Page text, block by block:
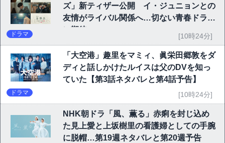
ズ」新ティザー公開 イ・ジュニョンとの
友情がライバル関係へ…切ない青春ドラマ
に期待
ドラマ [10時24分]
「大空港」趣里をマミィ、眞栄田郷敦をダ
ディと話しかけたルイスは父のDVを知っ
ていた【第3話ネタバレと第4話予告】
ドラマ [10時24分]
NHK朝ドラ「風、薫る」赤痢を封じ込め
た見上愛と上坂樹里の看護婦としての手腕
に脱帽…第19週ネタバレと第20週予告